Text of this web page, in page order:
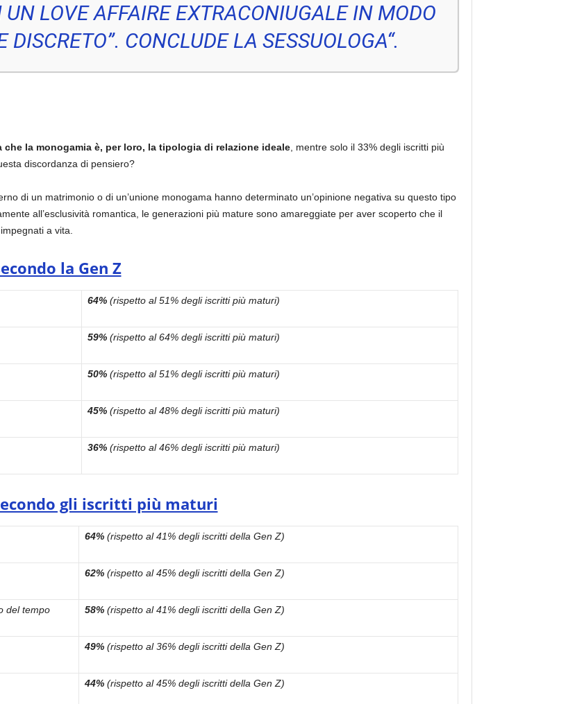
LOVE AFFAIRE EXTRACONIUGALE IN MODO
CONCLUDE LA SESSUOLOGA“.
che la monogamia è, per loro, la tipologia di relazione ideale, mentre solo il 33% degli iscritti più
discordanza di pensiero?
di un matrimonio o di un’unione monogama hanno determinato un’opinione negativa su questo tipo
all’esclusività romantica, le generazioni più mature sono amareggiate per aver scoperto che il
a vita.
la Gen Z
64%(rispetto al 51% degli iscritti più maturi)
59%(rispetto al 64% degli iscritti più maturi)
50%(rispetto al 51% degli iscritti più maturi)
45% (rispetto al 48% degli iscritti più maturi)
36% (rispetto al 46% degli iscritti più maturi)
gli iscritti più maturi
64%(rispetto al 41% degli iscritti della Gen Z)
62%(rispetto al 45% degli iscritti della Gen Z)
del tempo 58%(rispetto al 41% degli iscritti della Gen Z)
49% (rispetto al 36% degli iscritti della Gen Z)
44% (rispetto al 45% degli iscritti della Gen Z)